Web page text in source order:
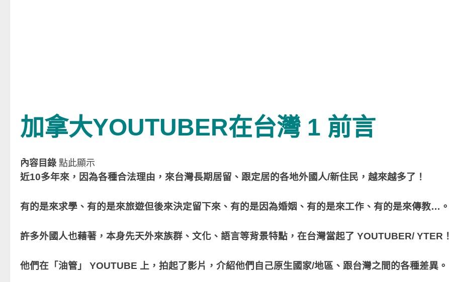
加拿大YOUTUBER在台灣 1 前言
內容目錄 點此顯示
近10多年來，因為各種合法理由，來台灣長期居留、跟定居的各地外國人/新住民，越來越多了！
有的是來求學、有的是來旅遊但後來決定留下來、有的是因為婚姻、有的是來工作、有的是來傳教…。
許多外國人也藉著，本身先天外來族群、文化、語言等背景特點，在台灣當起了 YOUTUBER/ YTER！
他們在「油管」 YOUTUBE 上，拍起了影片，介紹他們自己原生國家/地區、跟台灣之間的各種差異。